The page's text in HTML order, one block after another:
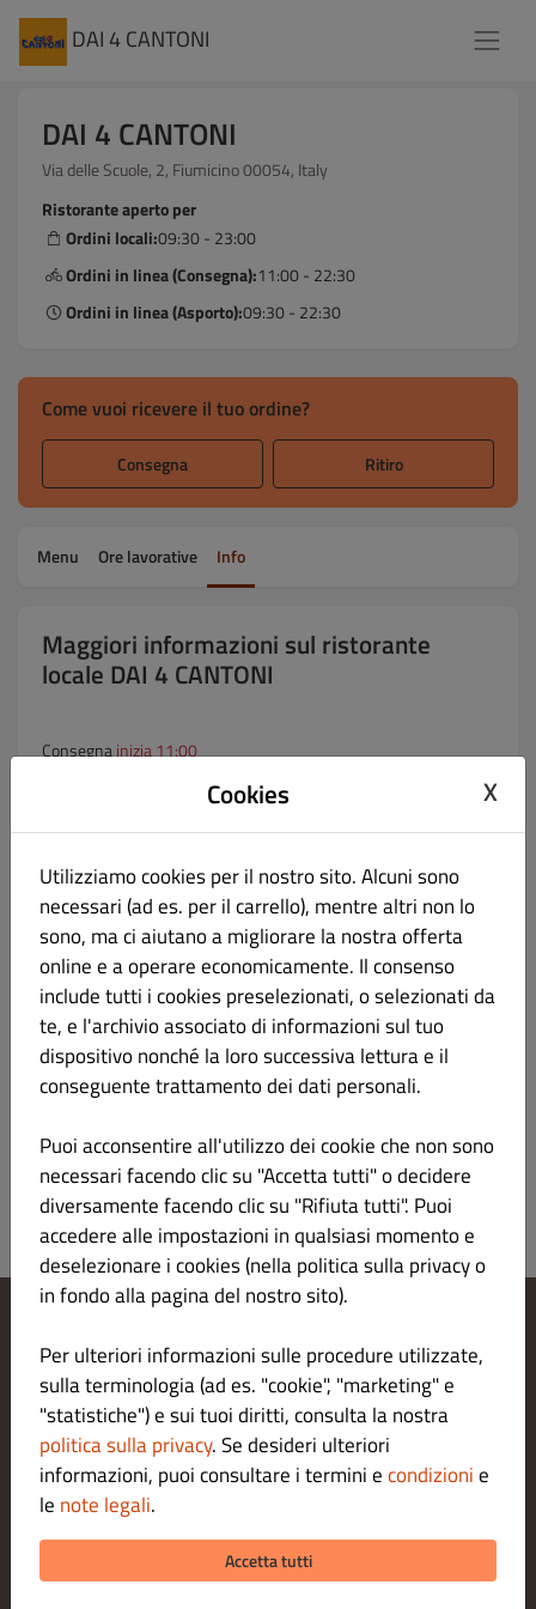
DAI 4 CANTONI
DAI 4 CANTONI
Via delle Scuole, 2, Fiumicino 00054, Italy
Ristorante aperto per
Ordini locali:09:30 - 23:00
Ordini in linea (Consegna):11:00 - 22:30
Ordini in linea (Asporto):09:30 - 22:30
Come vuoi ricevere il tuo ordine?
Consegna Ritiro
Menu Ore lavorative Info
Maggiori informazioni sul ristorante
locale DAI 4 CANTONI
Consegnainizia 11:00
Pagamento in contanti, Pagamento con carta nel ristorante,
Pagamento online.
Aree di consegna
Nome
Costo della consegna
€ 2.00 al di sopra di € 8.00
Modifica le impostazioni dei cookie
Contattaci
Informativa sulla privacy
Termini e condizioni
Legal notice
METODI DI PAGAMENTO PER LA CONSEGNA A DOMICILIO
METODI DI PAGAMENTO PER L' ASPORTO
Cookies X
Utilizziamo cookies per il nostro sito. Alcuni sono
necessari (ad es. per il carrello), mentre altri non lo
sono, ma ci aiutano a migliorare la nostra offerta
online e a operare economicamente. Il consenso
include tutti i cookies preselezionati, o selezionati da
te, e l'archivio associato di informazioni sul tuo
dispositivo nonché la loro successiva lettura e il
conseguente trattamento dei dati personali.
Puoi acconsentire all'utilizzo dei cookie che non sono
necessari facendo clic su "Accetta tutti" o decidere
diversamente facendo clic su "Rifiuta tutti". Puoi
accedere alle impostazioni in qualsiasi momento e
deselezionare i cookies (nella politica sulla privacy o
in fondo alla pagina del nostro sito).
Per ulteriori informazioni sulle procedure utilizzate,
sulla terminologia (ad es. "cookie", "marketing" e
"statistiche") e sui tuoi diritti, consulta la nostra
politica sulla privacy. Se desideri ulteriori
informazioni, puoi consultare i termini econdizionie
le note legali.
Accetta tutti